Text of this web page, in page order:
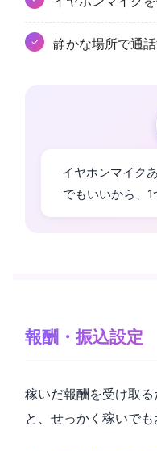
静かな場所で通
イヤホンマイク
でもいいから、1
報酬・振込設定
稼いだ報酬を受け取
と、せっかく稼いでも